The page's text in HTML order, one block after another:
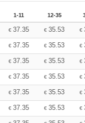
1-11 12-35
€37.35 €35.53 €
€37.35 €35.53 €
€37.35 €35.53 €
€37.35 €35.53 €
€37.35 €35.53 €
€37.35 €35.53 €